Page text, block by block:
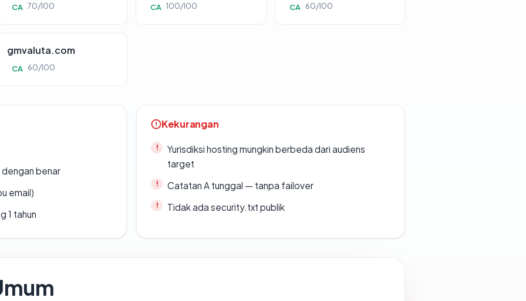
CA 70/100 CA 100/100 CA 60/100
gmvaluta.com
CA 60/100
benar
email)
1 tahun
Kekurangan
Yurisdiksi hosting mungkin berbeda dari audiens
target
Catatan A tunggal — tanpa failover
Tidak ada security.txt publik